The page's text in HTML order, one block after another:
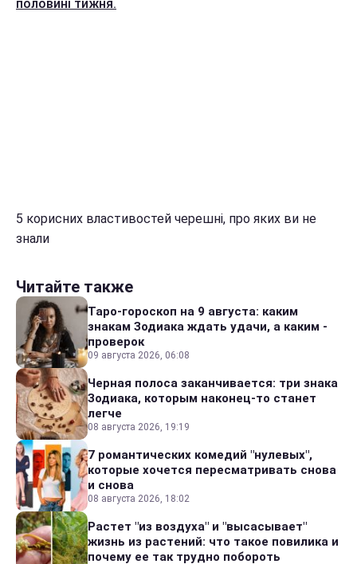
половині тижня.
5 корисних властивостей черешні, про яких ви не
знали
Читайте также
Таро-гороскоп на 9 августа: каким
знакам Зодиака ждать удачи, а каким -
проверок
09 августа 2026, 06:08
Черная полоса заканчивается: три знака
Зодиака, которым наконец-то станет
легче
08 августа 2026, 19:19
7 романтических комедий "нулевых",
которые хочется пересматривать снова
и снова
08 августа 2026, 18:02
Растет "из воздуха" и "высасывает"
жизнь из растений: что такое повилика и
почему ее так трудно побороть